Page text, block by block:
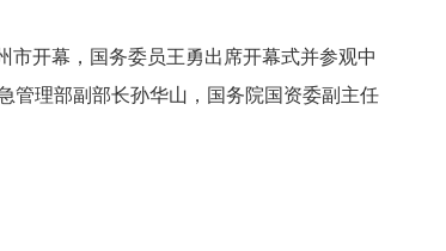
市开幕，国务委员王勇出席开幕式并参观中
管理部副部长孙华山，国务院国资委副主任